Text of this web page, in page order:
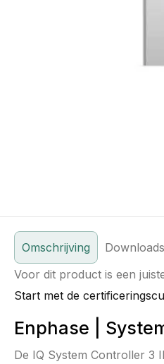
Omschrijving
Downloads
Voor dit product is een
Start met de
Enphase |
De IQ System Controller 3